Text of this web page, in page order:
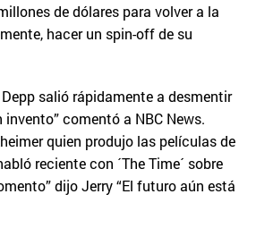
de dólares para volver a la
hacer un spin-off de su
salió rápidamente a desmentir
invento” comentó a NBC News.
quien produjo las películas de
reciente con ´The Time´ sobre
dijo Jerry “El futuro aún está